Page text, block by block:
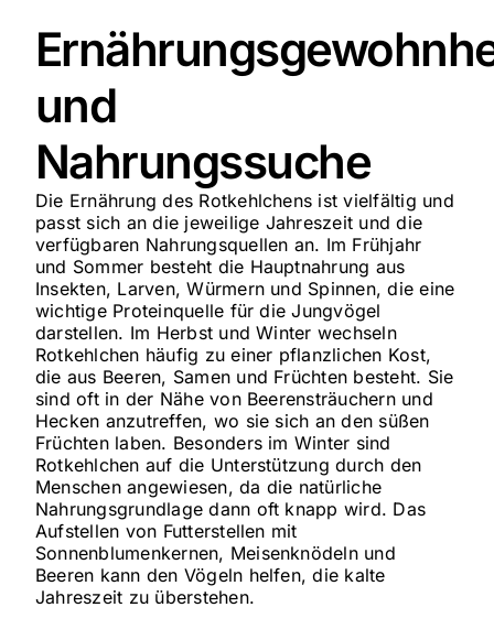
und
Nahrungssuche
Die Ernährung des Rotkehlchens ist vielfältig und
passt sich an die jeweilige Jahreszeit und die
verfügbaren Nahrungsquellen an. Im Frühjahr
und Sommer besteht die Hauptnahrung aus
Insekten, Larven, Würmern und Spinnen, die eine
wichtige Proteinquelle für die Jungvögel
darstellen. Im Herbst und Winter wechseln
Rotkehlchen häufig zu einer pflanzlichen Kost,
die aus Beeren, Samen und Früchten besteht. Sie
sind oft in der Nähe von Beerensträuchern und
Hecken anzutreffen, wo sie sich an den süßen
Früchten laben. Besonders im Winter sind
Rotkehlchen auf die Unterstützung durch den
Menschen angewiesen, da die natürliche
Nahrungsgrundlage dann oft knapp wird. Das
Aufstellen von Futterstellen mit
Sonnenblumenkernen, Meisenknödeln und
Beeren kann den Vögeln helfen, die kalte
Jahreszeit zu überstehen.